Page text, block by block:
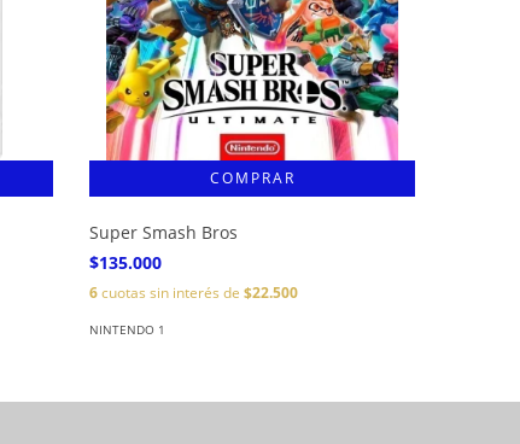
Super Smash Bros
$135.000
6cuotas sin interés de $22.500
NINTENDO 1